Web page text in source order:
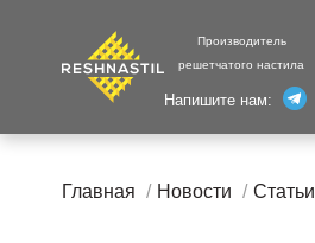
Производитель
решетчатого настила
Напишите нам:
Главная Новости Статьи